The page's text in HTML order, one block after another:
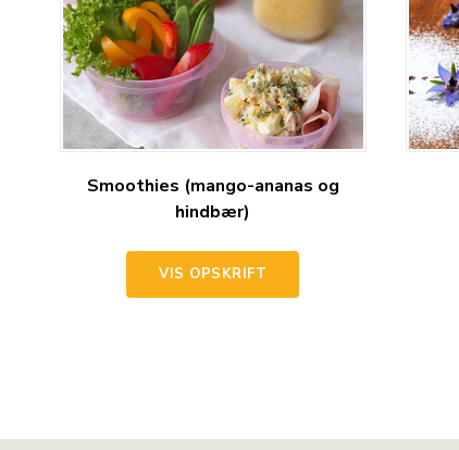
Smoothies (mango-ananas og
hindbær)
VIS OPSKRIFT